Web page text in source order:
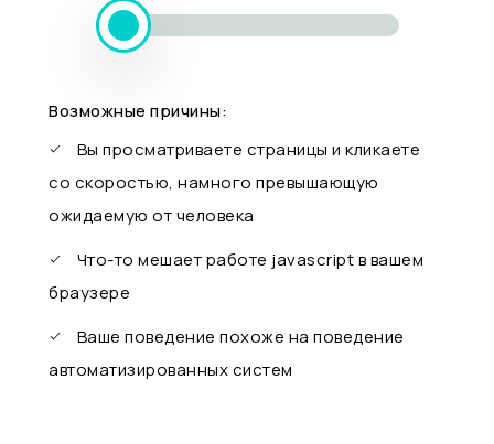
Возможные причины:
Вы просматриваете страницы и кликаете
со скоростью, намного превышающую
ожидаемую от человека
Что-то мешает работе javascript в вашем
браузере
Ваше поведение похоже на поведение
автоматизированных систем